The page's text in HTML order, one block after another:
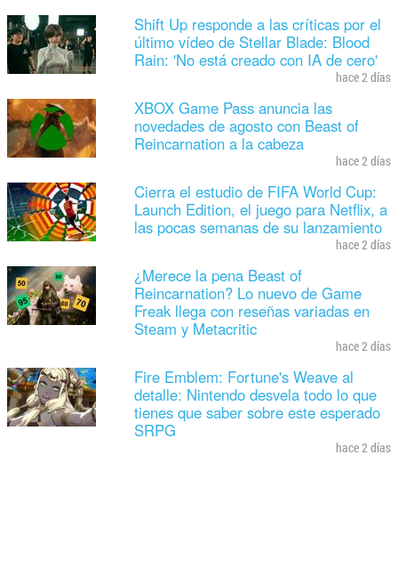
Shift Up responde a las críticas por el
último vídeo de Stellar Blade: Blood
Rain: 'No está creado con IA de cero'
hace 2 días
XBOX Game Pass anuncia las
novedades de agosto con Beast of
Reincarnation a la cabeza
hace 2 días
Cierra el estudio de FIFA World Cup:
Launch Edition, el juego para Netflix, a
las pocas semanas de su lanzamiento
hace 2 días
¿Merece la pena Beast of
Reincarnation? Lo nuevo de Game
Freak llega con reseñas variadas en
Steam y Metacritic
hace 2 días
Fire Emblem: Fortune's Weave al
detalle: Nintendo desvela todo lo que
tienes que saber sobre este esperado
SRPG
hace 2 días